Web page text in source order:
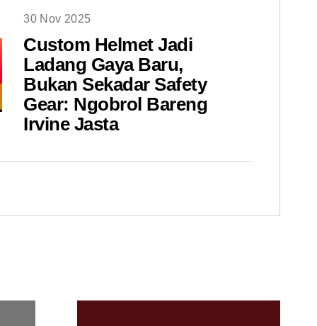
30 Nov 2025
Custom Helmet Jadi
Ladang Gaya Baru,
Bukan Sekadar Safety
Gear: Ngobrol Bareng
Irvine Jasta